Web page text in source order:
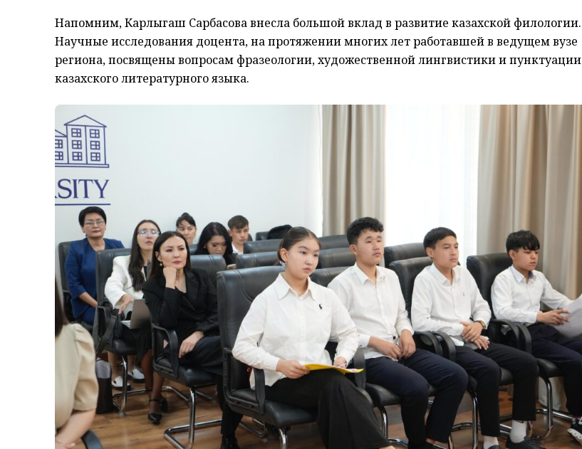
Напомним, Карлыгаш Сарбасова внесла большой вклад в развитие казахской филологии.
Научные исследования доцента, на протяжении многих лет работавшей в ведущем вузе
региона, посвящены вопросам фразеологии, художественной лингвистики и пунктуации
казахского литературного языка.